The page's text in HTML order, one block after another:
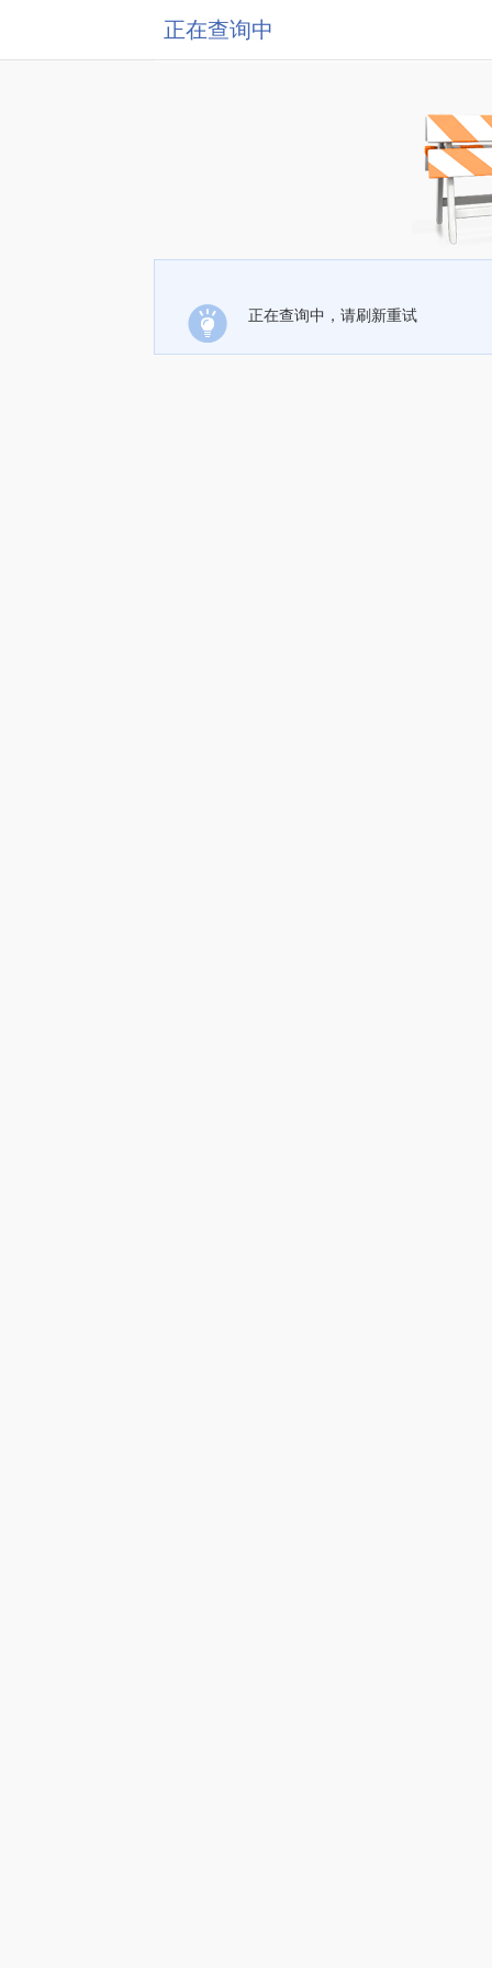
正在查询中
正在查询中，请刷新重试